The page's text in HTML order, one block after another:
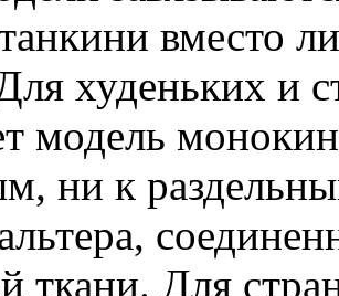
вместо
худеньких и
модель
ни к
ткани. Для